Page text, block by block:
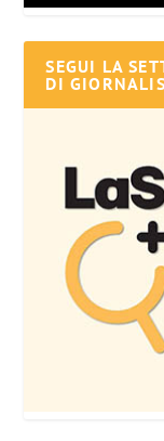
SEGUI LA
DI